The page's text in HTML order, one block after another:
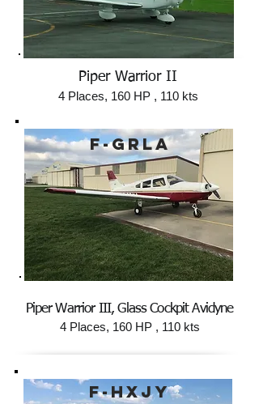
Piper Warrior II
4 Places, 160 HP , 110 kts
F-GRLA
Piper Warrior III, Glass Cockpit Avidyne
4 Places, 160 HP , 110 kts
F-HXJY